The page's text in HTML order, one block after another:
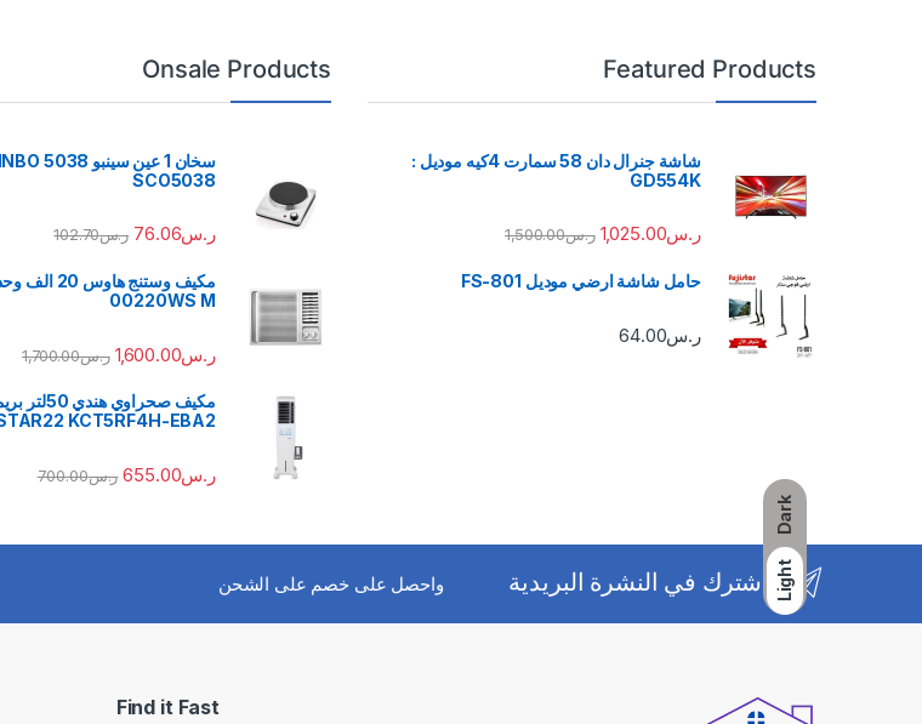
Dark
Light
Featured Products
شاشة جنرال دان 58 سمارت 4كيه موديل :
GD554K
ر.س1,025.00 ر.س1,500.00
حامل شاشة ارضي موديل FS-801
ر.س64.00
Onsale Products
SCO5038
ر.س76.06 ر.س102.70
مكيف وستنج
00220WS M
ر.س1,600.00 ر.س1,700.00
KCT5RF4H-EBA2
ر.س655.00 ر.س700.00
اشترك في النشرة البريدية واحصل على خصم على الشحن
Find it Fast